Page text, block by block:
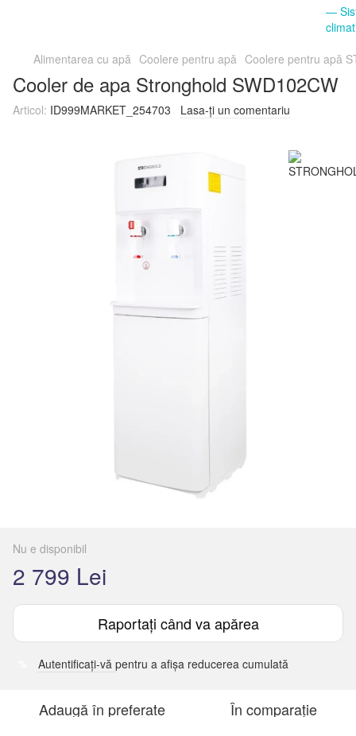
Alimentarea cu apă Coolere pentru apă Coolere pentru apă
Cooler de apa Stronghold SWD102CW
Articol: ID999MARKET_254703 Lasa-ți un comentariu
Nu e disponibil
2 799 Lei
Raportați când va apărea
Autentificați-vă pentru a afișa reducerea cumulată
Adaugă în preferate În comparație